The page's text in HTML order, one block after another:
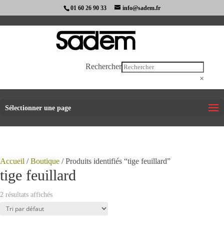
01 60 26 90 33 info@sadem.fr
Rechercher
×
Sélectionner une page
Accueil /Boutique / Produits identifiés “tige feuillard”
tige feuillard
2 résultats affichés